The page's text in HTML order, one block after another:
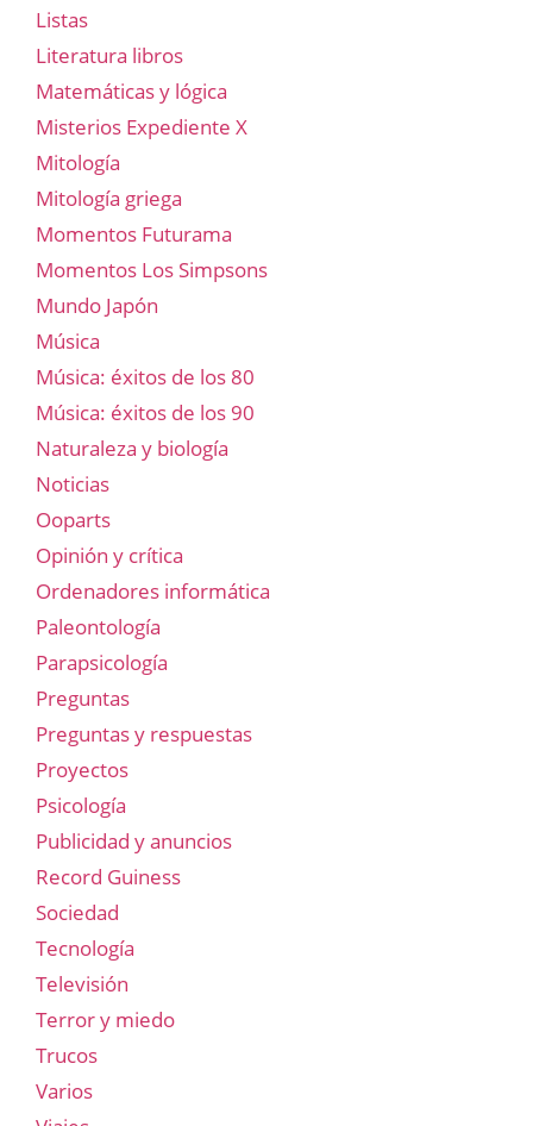
Listas
Literatura libros
Matemáticas y lógica
Misterios Expediente X
Mitología
Mitología griega
Momentos Futurama
Momentos Los Simpsons
Mundo Japón
Música
Música: éxitos de los 80
Música: éxitos de los 90
Naturaleza y biología
Noticias
Ooparts
Opinión y crítica
Ordenadores informática
Paleontología
Parapsicología
Preguntas
Preguntas y respuestas
Proyectos
Psicología
Publicidad y anuncios
Record Guiness
Sociedad
Tecnología
Televisión
Terror y miedo
Trucos
Varios